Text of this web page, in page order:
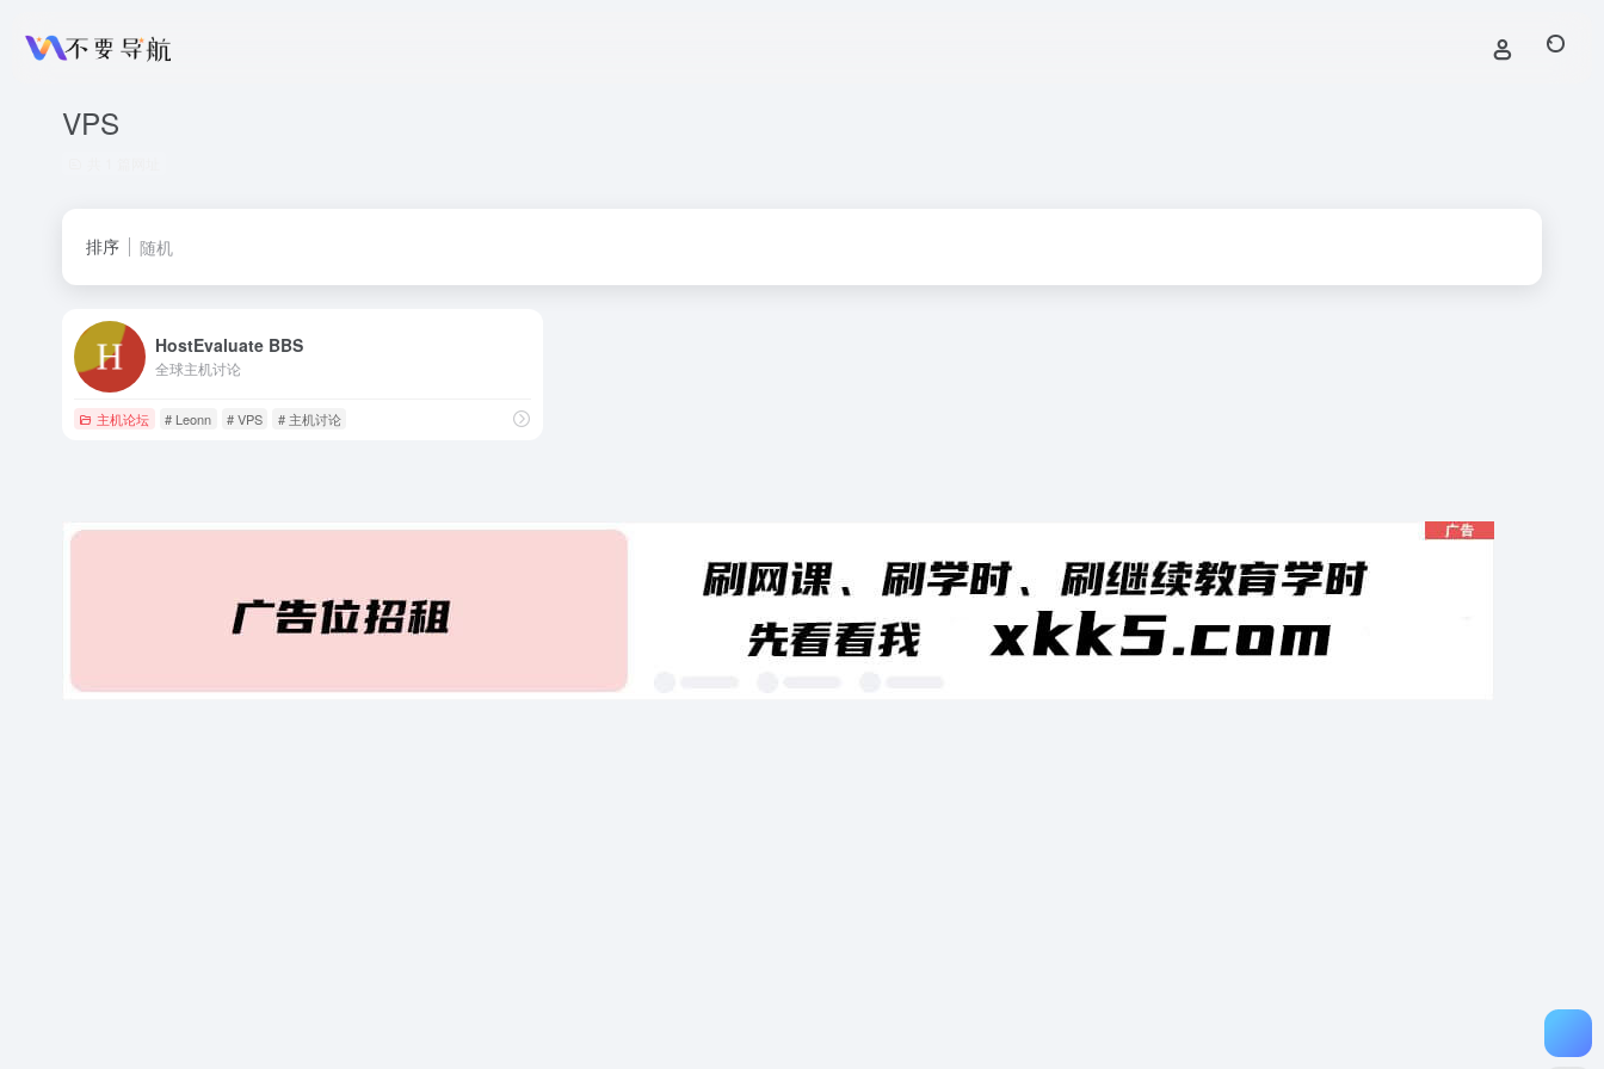
VPS
排序 随机
HostEvaluate BBS
全球主机讨论
主机论坛 # Leonn # VPS # 主机讨论